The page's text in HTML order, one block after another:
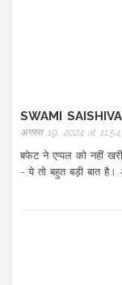
SWAMI SAISHIVA
अगस्त 19, 2024 at 11:54
बफेट ने एप्पल को नहीं
- ये तो बहुत बड़ी बात है।